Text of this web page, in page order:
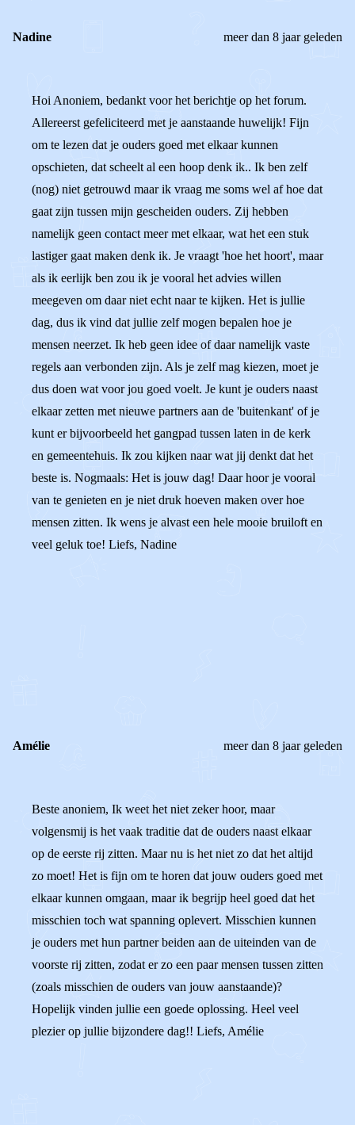
Nadine meer dan 8 jaar geleden
Hoi Anoniem, bedankt voor het berichtje op het forum.
Allereerst gefeliciteerd met je aanstaande huwelijk! Fijn
om te lezen dat je ouders goed met elkaar kunnen
opschieten, dat scheelt al een hoop denk ik.. Ik ben zelf
(nog) niet getrouwd maar ik vraag me soms wel af hoe dat
gaat zijn tussen mijn gescheiden ouders. Zij hebben
namelijk geen contact meer met elkaar, wat het een stuk
lastiger gaat maken denk ik. Je vraagt 'hoe het hoort', maar
als ik eerlijk ben zou ik je vooral het advies willen
meegeven om daar niet echt naar te kijken. Het is jullie
dag, dus ik vind dat jullie zelf mogen bepalen hoe je
mensen neerzet. Ik heb geen idee of daar namelijk vaste
regels aan verbonden zijn. Als je zelf mag kiezen, moet je
dus doen wat voor jou goed voelt. Je kunt je ouders naast
elkaar zetten met nieuwe partners aan de 'buitenkant' of je
kunt er bijvoorbeeld het gangpad tussen laten in de kerk
en gemeentehuis. Ik zou kijken naar wat jij denkt dat het
beste is. Nogmaals: Het is jouw dag! Daar hoor je vooral
van te genieten en je niet druk hoeven maken over hoe
mensen zitten. Ik wens je alvast een hele mooie bruiloft en
veel geluk toe! Liefs, Nadine
Amélie meer dan 8 jaar geleden
Beste anoniem, Ik weet het niet zeker hoor, maar
volgensmij is het vaak traditie dat de ouders naast elkaar
op de eerste rij zitten. Maar nu is het niet zo dat het altijd
zo moet! Het is fijn om te horen dat jouw ouders goed met
elkaar kunnen omgaan, maar ik begrijp heel goed dat het
misschien toch wat spanning oplevert. Misschien kunnen
je ouders met hun partner beiden aan de uiteinden van de
voorste rij zitten, zodat er zo een paar mensen tussen zitten
(zoals misschien de ouders van jouw aanstaande)?
Hopelijk vinden jullie een goede oplossing. Heel veel
plezier op jullie bijzondere dag!! Liefs, Amélie